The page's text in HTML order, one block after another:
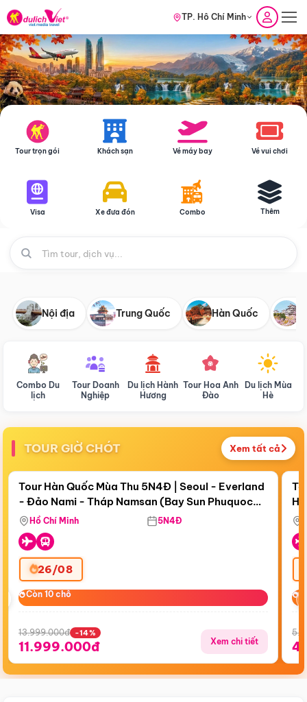
TP. Hồ Chí Minh
Tour trọn gói Khách sạn Vé máy bay Vé vui chơi
Visa Xe đưa đón Combo Thêm
Nội địa Trung Quốc Hàn Quốc
Combo Du
lịch
Tour Doanh
Nghiệp
Du lịch Hành
Hương
Tour Hoa Anh
Đào
Du lịch Mùa
Hè
TOUR GIỜ CHÓT Xem tất cả
Còn18 ngày 05:48:33
Bay Sun Phuquoc Airways
Điểm nổi bật
Tour Hàn Quốc Mùa Thu 5N4Đ | Seoul - Everland
- Đảo Nami - Tháp Namsan (Bay Sun Phuquoc
Airways)
Hồ Chí Minh 5N4Đ
26/08
Còn 10 chỗ
Còn 10 chỗ
13.999.000đ -14%
11.999.000đ Xem chi tiết